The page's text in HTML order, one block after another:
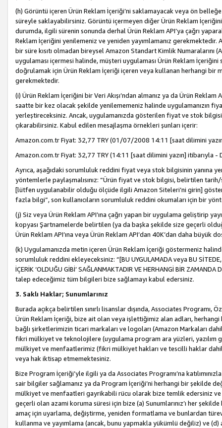
(h) Görüntü içeren Ürün Reklam İçeriği’ni saklamayacak veya ön
süreyle saklayabilirsiniz. Görüntü içermeyen diğer Ürün Reklam
durumda, ilgili sürenin sonunda derhal Ürün Reklam API’ya çağrı
Reklam İçeriğini yenilemeniz ve yeniden yayımlamanız gerekmektedir.
bir süre kısıtı olmadan bireysel Amazon Standart Kimlik Numaralarını
uygulaması içermesi halinde, müşteri uygulaması Ürün Reklam
doğrulamak için Ürün Reklam İçeriği içeren veya kullanan herhangi bir
gerekmektedir.
(i) Ürün Reklam İçeriğini bir Veri Akışı’ndan almanız ya da Ürün
saatte bir kez olacak şekilde yenilememeniz halinde uygulamanızın
yerleştireceksiniz. Ancak, uygulamanızda gösterilen fiyat ve stok
çıkarabilirsiniz. Kabul edilen mesajlaşma örnekleri şunları içerir:
Amazon.com.tr Fiyat: 32,77 TRY (01/07/2008 14:11 [saat dilimini
Amazon.com.tr Fiyat: 32,77 TRY (14:11 [saat dilimini yazın] itibarıyla -
Ayrıca, aşağıdaki sorumluluk reddini fiyat veya stok bilgisinin yanına
yöntemlerle paylaşmalısınız: “Ürün fiyat ve stok bilgisi, belirtilen
[lütfen uygulanabilir olduğu ölçüde ilgili Amazon Siteleri’ni girin]
fazla bilgi”, son kullanıcıların sorumluluk reddini okumaları için bir
(j) Siz veya Ürün Reklam API’ına çağrı yapan bir uygulama geliştirip
kopyası Şartnamelerde belirtilen (ya da başka şekilde size geçerli
Ürün Reklam API’ına veya Ürün Reklam API’dan 40K’dan daha büyük
(k) Uygulamanızda metin içeren Ürün Reklam İçeriği göstermeniz
sorumluluk reddini ekleyeceksiniz: “[BU UYGULAMADA veya BU SİTEDE,
İÇERİK ‘OLDUĞU GİBİ’ SAĞLANMAKTADIR VE HERHANGİ BİR
talep edeceğimiz tüm bilgileri bize sağlamayı kabul edersiniz.
3. Saklı Haklar; Sunumlarınız
Burada açıkça belirtilen sınırlı lisanslar dışında, Associates Programı,
Ürün Reklam İçeriği, bize ait olan veya işlettiğimiz alan adları,
bağlı şirketlerimizin ticari markaları ve logoları (Amazon Markaları
fikri mülkiyet ve teknolojilere (uygulama program ara yüzleri,
mülkiyet ve menfaatlerimiz (fikri mülkiyet hakları ve tescilli haklar
veya hak iktisap etmemektesiniz.
Bize Program İçeriği’yle ilgili ya da Associates Programı’na
sair bilgiler sağlamanız ya da Program İçeriği’ni herhangi bir şekilde
mülkiyet ve menfaatleri gayrikabili rücu olarak bize temlik edersiniz ve
geçerli olan azami koruma süresi için bize (a) Sunumlarınız’ı her
amaç için uyarlama, değiştirme, yeniden formatlama ve bunlardan türev
kullanma ve yayımlama (ancak, bunu yapmakla yükümlü değiliz) ve